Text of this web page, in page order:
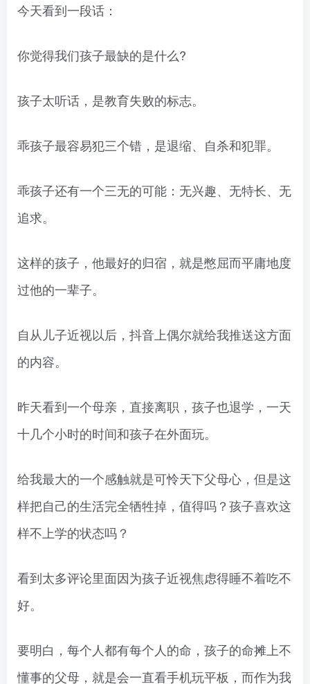
今天看到一段话：
你觉得我们孩子最缺的是什么?
孩子太听话，是教育失败的标志。
乖孩子最容易犯三个错，是退缩、自杀和犯罪。
乖孩子还有一个三无的可能：无兴趣、无特长、无
追求。
这样的孩子，他最好的归宿，就是憋屈而平庸地度
过他的一辈子。
自从儿子近视以后，抖音上偶尔就给我推送这方面
的内容。
昨天看到一个母亲，直接离职，孩子也退学，一天
十几个小时的时间和孩子在外面玩。
给我最大的一个感触就是可怜天下父母心，但是这
样把自己的生活完全牺牲掉，值得吗？孩子喜欢这
样不上学的状态吗？
看到太多评论里面因为孩子近视焦虑得睡不着吃不
好。
要明白，每个人都有每个人的命，孩子的命摊上不
懂事的父母，就是会一直看手机玩平板，而作为我